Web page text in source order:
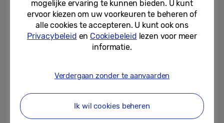
bij.”
Slimmer leren, slimmer lesgeven en
drie onderdelen: Smart Classrooms, Smart
Classrooms is de fysieke inrichting van
klaslokalen met de nieuwste technologie en
mogelijke ervaring te kunnen bieden. U kunt
ervoor kiezen om uw voorkeuren te beheren of
alle cookies te accepteren. U kunt ook ons
Privacybeleid en Cookiebeleid lezen voor meer
informatie.
Verdergaan zonder te aanvaarden
Ik wil cookies beheren